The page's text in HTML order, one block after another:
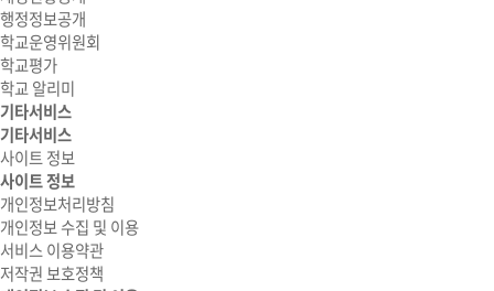
행정정보공개
학교운영위원회
학교평가
학교 알리미
기타서비스
기타서비스
사이트 정보
사이트 정보
개인정보처리방침
개인정보 수집 및 이용
서비스 이용약관
저작권 보호정책